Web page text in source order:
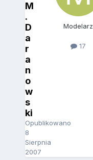
M
.
D
a
r
a
n
o
w
s
ki
Opublikowano
8
Sierpnia
2007
Modelarz
17